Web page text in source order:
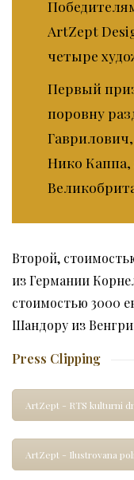
ArtZept
четыре
Первый
поровну
Нико Каппа,
Второй,
из Германии
стоимостью 3000
Шандору из
Press Clipping
ArtZept - RTS kulturni
ArtZept - Ilustrovana